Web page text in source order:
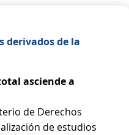
derivados de la
asciende a
de Derechos
de estudios